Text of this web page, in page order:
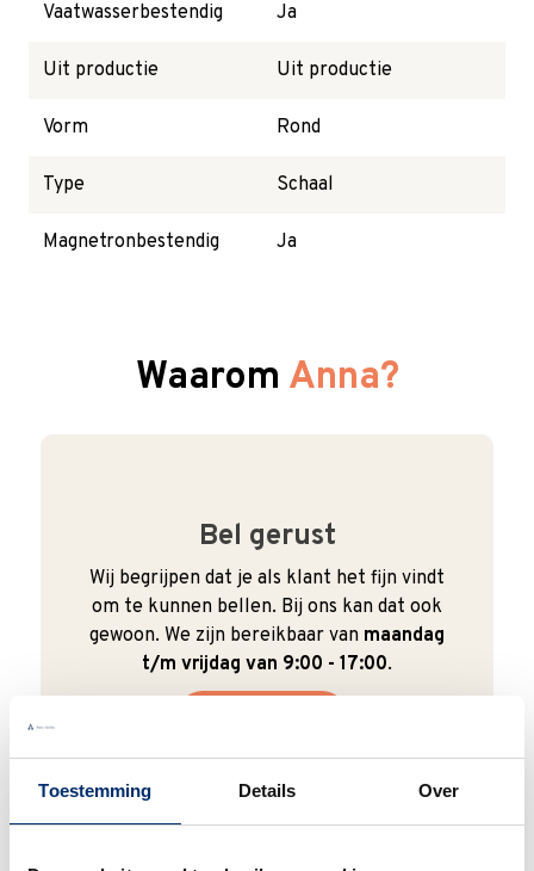
Toestemming Details Over
Vaatwasserbestendig Ja
Uit productie Uit productie
Vorm Rond
Type Schaal
Magnetronbestendig Ja
Waarom Anna?
Bel gerust
Wij begrijpen dat je als klant het fijn vindt
om te kunnen bellen. Bij ons kan dat ook
gewoon. We zijn bereikbaar van maandag
t/m vrijdag van 9:00 - 17:00.